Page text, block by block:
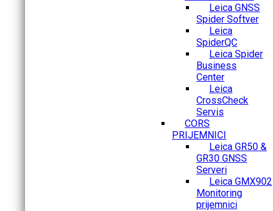
Leica GNSS
Spider Softver
Leica
SpiderQC
Leica Spider
Business
Center
Leica
CrossCheck
Servis
CORS
PRIJEMNICI
Leica GR50 &
GR30 GNSS
Serveri
Leica GMX902
Monitoring
prijemnici